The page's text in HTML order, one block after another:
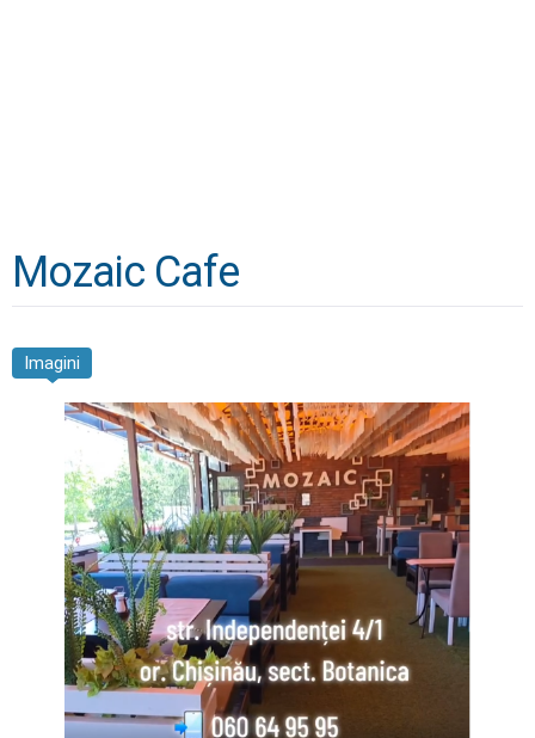
Mozaic Cafe
Imagini